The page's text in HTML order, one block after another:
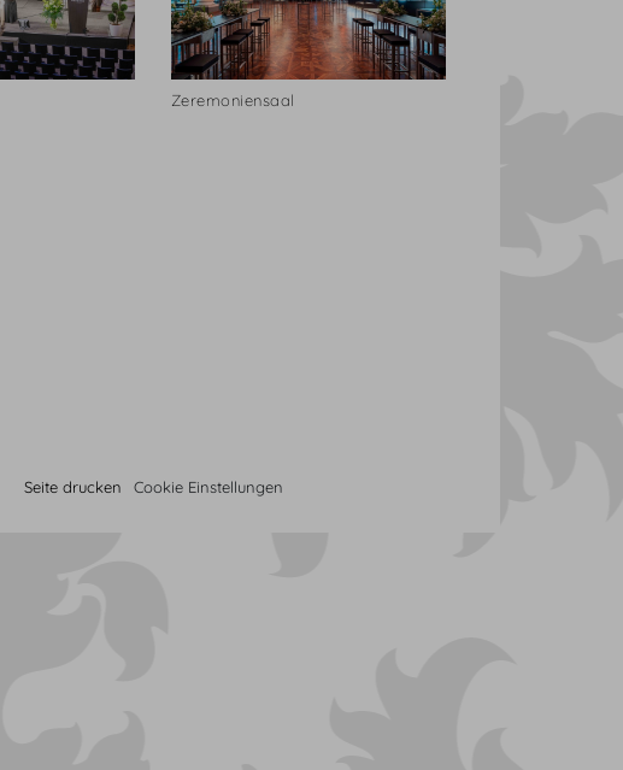
Zeremoniensaal
Seite drucken Cookie Einstellungen